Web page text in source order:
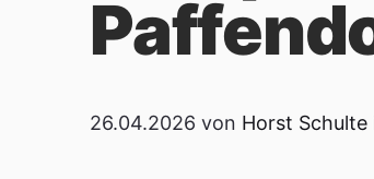
26.04.2026 von Horst Schulte